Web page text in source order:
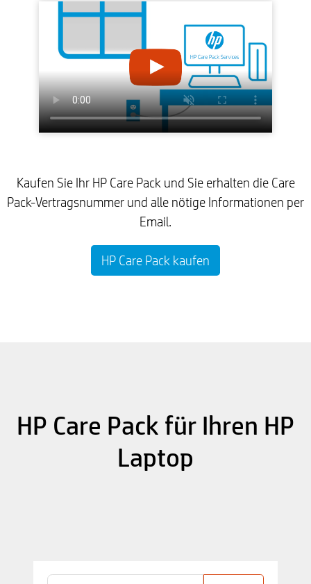
Kaufen Sie Ihr HP Care Pack und Sie erhalten die Care
Pack-Vertragsnummer und alle nötige Informationen per
Email.
HP Care Pack kaufen
HP Care Pack für Ihren HP
Laptop